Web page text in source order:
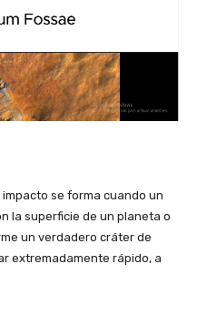
se forma cuando un
la superficie de un planeta o
un verdadero cráter de
extremadamente rápido, a